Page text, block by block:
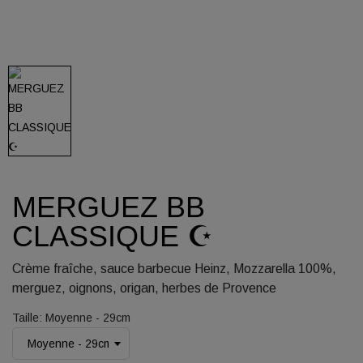
MERGUEZ BB
CLASSIQUE ☪️
Crème fraîche, sauce barbecue Heinz, Mozzarella 100%,
merguez, oignons, origan, herbes de Provence
Taille: Moyenne - 29cm